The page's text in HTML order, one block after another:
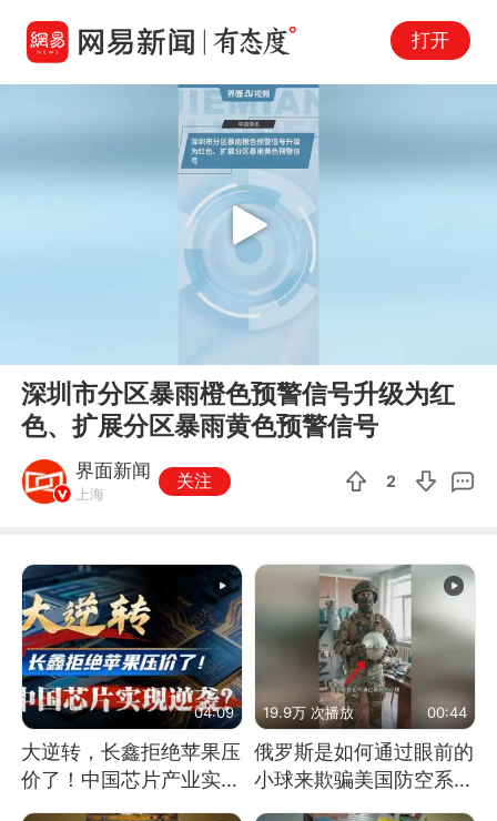
打开
Play
深圳市分区暴雨橙色预警信号升级为红
色、扩展分区暴雨黄色预警信号
界面新闻
上海
关注 2
04:09
大逆转，长鑫拒绝苹果压
价了！中国芯片产业实现
怎样的逆袭？
19.9万 次播放 00:44
俄罗斯是如何通过眼前的
小球来欺骗美国防空系统
的